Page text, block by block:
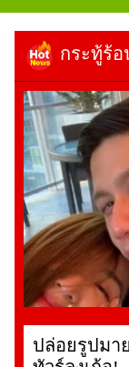
กระทู้ร้
ปล่อยรูปมา